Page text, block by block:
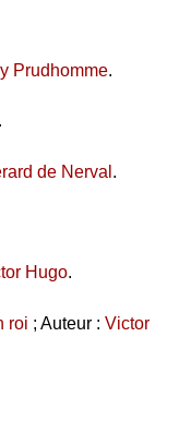
Prudhomme.
de Nerval .
Hugo.
roi ; Auteur : Victor